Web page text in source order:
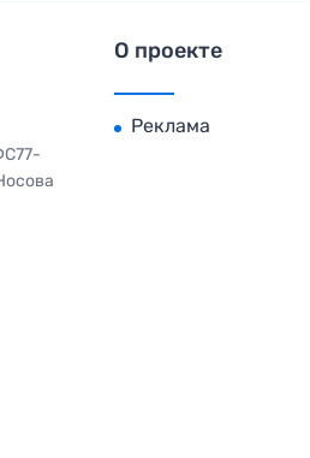
О проекте
Реклама